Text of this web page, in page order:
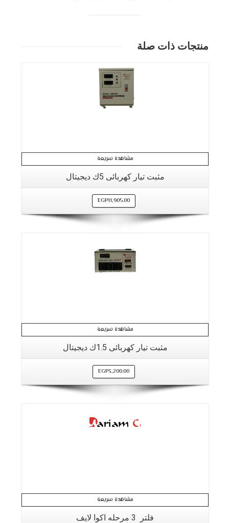
منتجات ذات صلة
مشاهدة سريعة
مثبت تيار كهربائى 5ك ديجيتال
EGP11,905.00
مشاهدة سريعة
مثبت تيار كهربائى 1.5ك ديجيتال
EGP3,200.00
مشاهدة سريعة
فلتر 3 مرحله اكوا لايف